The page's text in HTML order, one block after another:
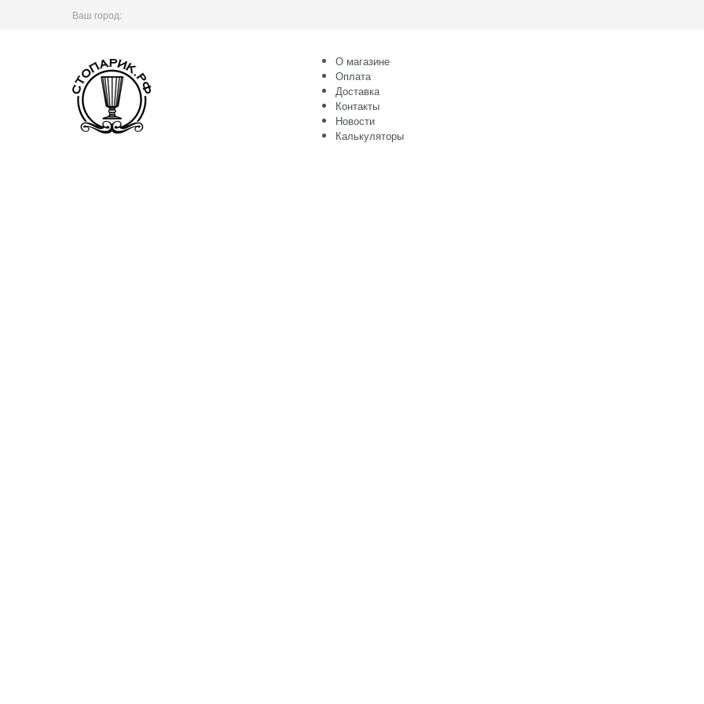
Ваш город:
О магазине
Оплата
Доставка
Контакты
Новости
Калькуляторы